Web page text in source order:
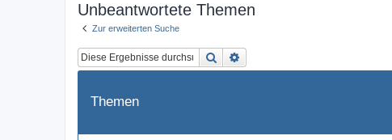
Unbeantwortete Themen
Zur erweiterten Suche
Suche
Themen